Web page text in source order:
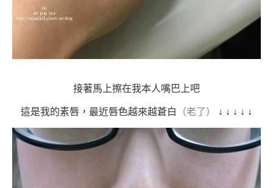
接著馬上擦在我本人嘴巴上吧
這是我的素唇，最近唇色越來越蒼白 （老了） ↓ ↓ ↓ ↓ ↓